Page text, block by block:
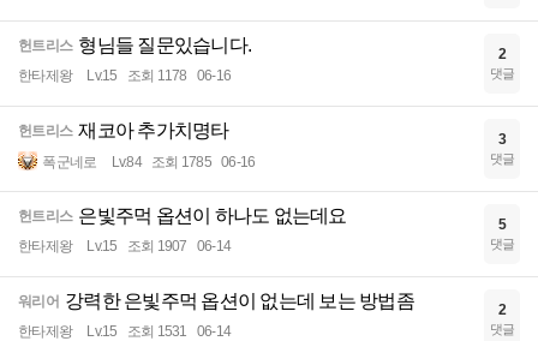
헌트리스 형님들 질문있습니다.
한타제왕 Lv.15 조회 1178 06-16
2
댓글
헌트리스 재코아 추가치명타
폭군네로 Lv.84 조회 1785 06-16
3
댓글
헌트리스 은빛주먹 옵션이 하나도 없는데요
한타제왕 Lv.15 조회 1907 06-14
5
댓글
워리어 강력한 은빛주먹 옵션이 없는데 보는 방법좀
한타제왕 Lv.15 조회 1531 06-14
2
댓글